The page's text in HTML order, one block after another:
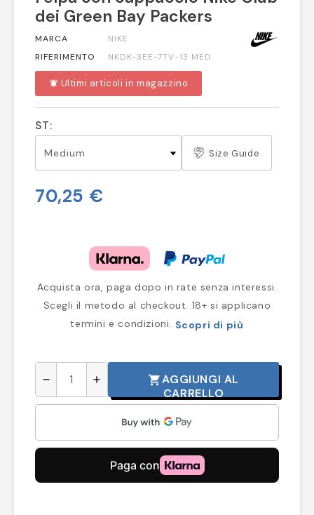
dei Green Bay Packers
MARCA
NIKE
RIFERIMENTO
NKDK-3EE-7TV-13 MED
notifications_active Ultimi articoli in magazzino
ST:
Size Guide
70,25 €
Acquista ora, paga dopo in rate senza interessi.
Scegli il metodo al checkout. 18+ si applicano
termini e condizioni. Scopri di più
remove add shopping_cartAGGIUNGI AL
CARRELLO